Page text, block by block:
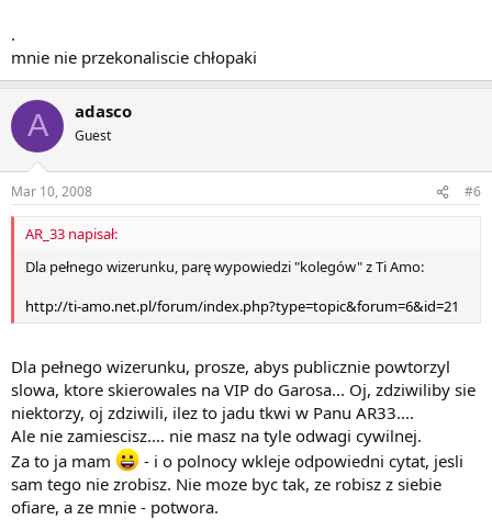
.
mnie nie przekonaliscie chłopaki
A adasco
Guest
Mar 10, 2008 #6
AR_33 napisał:
Dla pełnego wizerunku, parę wypowiedzi "kolegów" z Ti Amo:
http://ti-amo.net.pl/forum/index.php?type=topic&forum=6&id=21
Dla pełnego wizerunku, prosze, abys publicznie powtorzyl
slowa, ktore skierowales na VIP do Garosa... Oj, zdziwiliby sie
niektorzy, oj zdziwili, ilez to jadu tkwi w Panu AR33....
Ale nie zamiescisz.... nie masz na tyle odwagi cywilnej.
Za to ja mam
- i o polnocy wkleje odpowiedni cytat, jesli
sam tego nie zrobisz. Nie moze byc tak, ze robisz z siebie
ofiare, a ze mnie - potwora.